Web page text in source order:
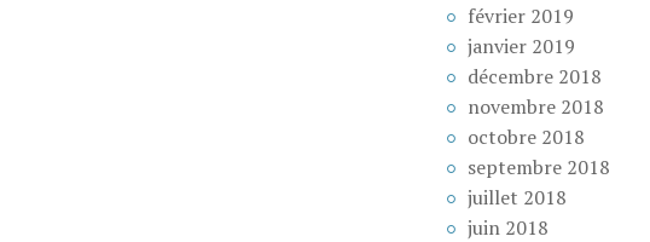
février 2019
janvier 2019
décembre 2018
novembre 2018
octobre 2018
septembre 2018
juillet 2018
juin 2018